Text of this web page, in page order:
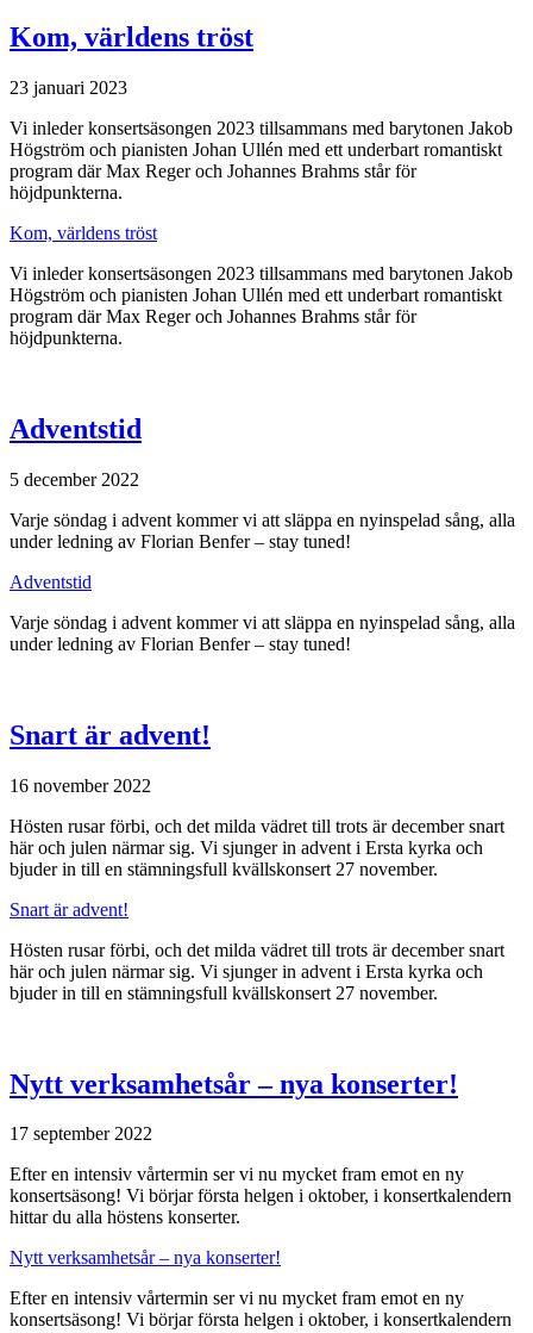
Kom, världens tröst
23 januari 2023
Vi inleder konsertsäsongen 2023 tillsammans med barytonen Jakob
Högström och pianisten Johan Ullén med ett underbart romantiskt
program där Max Reger och Johannes Brahms står för
höjdpunkterna.
Kom, världens tröst
Vi inleder konsertsäsongen 2023 tillsammans med barytonen Jakob
Högström och pianisten Johan Ullén med ett underbart romantiskt
program där Max Reger och Johannes Brahms står för
höjdpunkterna.
Adventstid
5 december 2022
Varje söndag i advent kommer vi att släppa en nyinspelad sång, alla
under ledning av Florian Benfer – stay tuned!
Adventstid
Varje söndag i advent kommer vi att släppa en nyinspelad sång, alla
under ledning av Florian Benfer – stay tuned!
Snart är advent!
16 november 2022
Hösten rusar förbi, och det milda vädret till trots är december snart
här och julen närmar sig. Vi sjunger in advent i Ersta kyrka och
bjuder in till en stämningsfull kvällskonsert 27 november.
Snart är advent!
Hösten rusar förbi, och det milda vädret till trots är december snart
här och julen närmar sig. Vi sjunger in advent i Ersta kyrka och
bjuder in till en stämningsfull kvällskonsert 27 november.
Nytt verksamhetsår – nya konserter!
17 september 2022
Efter en intensiv vårtermin ser vi nu mycket fram emot en ny
konsertsäsong! Vi börjar första helgen i oktober, i konsertkalendern
hittar du alla höstens konserter.
Nytt verksamhetsår – nya konserter!
Efter en intensiv vårtermin ser vi nu mycket fram emot en ny
konsertsäsong! Vi börjar första helgen i oktober, i konsertkalendern